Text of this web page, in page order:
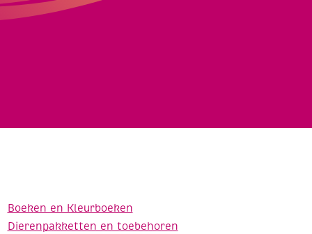
Boeken en Kleurboeken
Dierenpakketten en toebehoren